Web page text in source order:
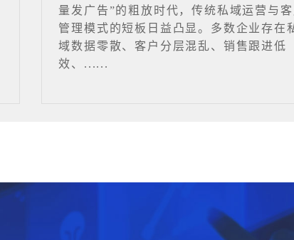
量发广告”的粗放时代，传统私域运营与客
管理模式的短板日益凸显。多数企业存在
域数据零散、客户分层混乱、销售跟进低
效、......